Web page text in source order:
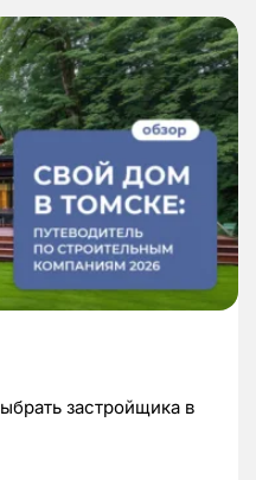
застройщика в